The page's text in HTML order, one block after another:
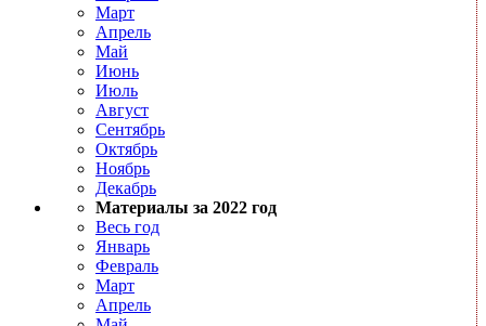
Март
Апрель
Май
Июнь
Июль
Август
Сентябрь
Октябрь
Ноябрь
Декабрь
Материалы за 2022 год
Весь год
Январь
Февраль
Март
Апрель